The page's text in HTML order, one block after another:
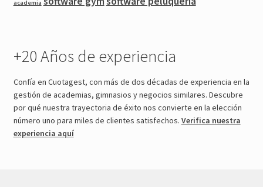
academia
+20 Años de experiencia
Confía en Cuotagest, con más de dos décadas de experiencia en la
gestión de academias, gimnasios y negocios similares. Descubre
por qué nuestra trayectoria de éxito nos convierte en la elección
número uno para miles de clientes satisfechos. Verifica nuestra
experiencia aquí